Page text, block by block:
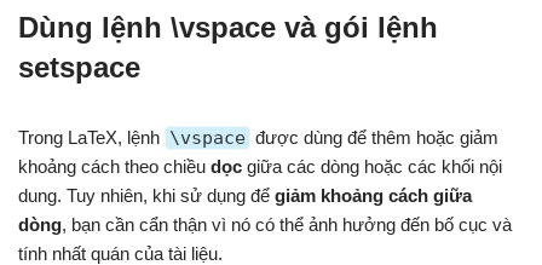
Dùng lệnh \vspace và gói lệnh
setspace
Trong LaTeX, lệnh \vspace được dùng để thêm hoặc giảm
khoảng cách theo chiều dọc giữa các dòng hoặc các khối nội
dung. Tuy nhiên, khi sử dụng để giảm khoảng cách giữa
dòng, bạn cần cẩn thận vì nó có thể ảnh hưởng đến bố cục và
tính nhất quán của tài liệu.